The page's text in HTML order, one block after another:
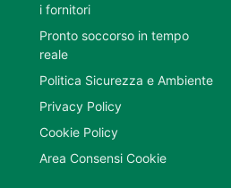
i fornitori
Pronto soccorso in tempo
reale
Politica Sicurezza e Ambiente
Privacy Policy
Cookie Policy
Area Consensi Cookie